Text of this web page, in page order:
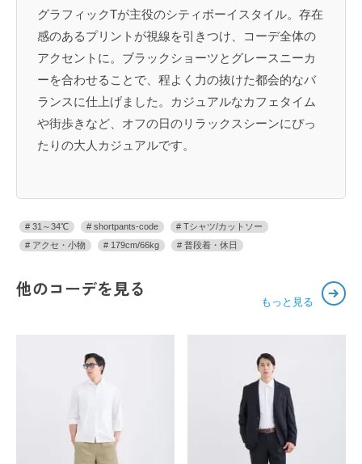
グラフィックTが主役のシティボーイスタイル。存在
感のあるプリントが視線を引きつけ、コーデ全体の
アクセントに。ブラックショーツとグレースニーカ
ーを合わせることで、程よく力の抜けた都会的なバ
ランスに仕上げました。カジュアルなカフェタイム
や街歩きなど、オフの日のリラックスシーンにぴっ
たりの大人カジュアルです。
31～34℃ shortpants-code
Tシャツ/カットソー
アクセ・小物
179cm/66kg 普段着・休日
他のコーデを見る
もっと見る